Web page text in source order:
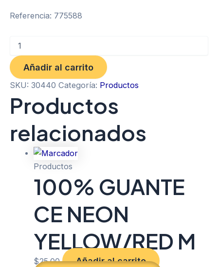
Referencia: 775588
Añadir al carrito
SKU: 30440 Categoría: Productos
Productos
relacionados
Productos
100% GUANTE
CE NEON
YELLOW/RED M
$25.00
Añadir al carrito